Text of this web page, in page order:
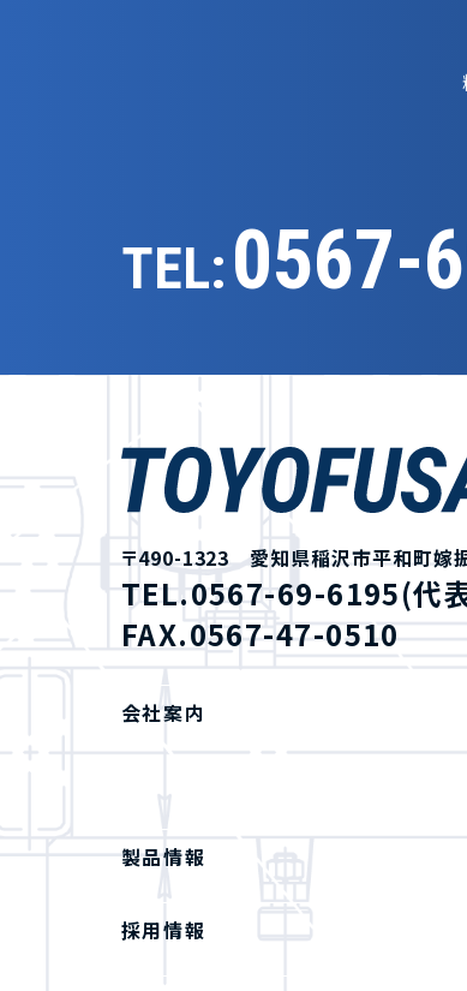
TEL:0567-
〒490-1323 愛知県稲沢市平和町嫁
TEL.0567-69-6195(代
FAX.0567-47-0510
会社案内
製品情報
採用情報